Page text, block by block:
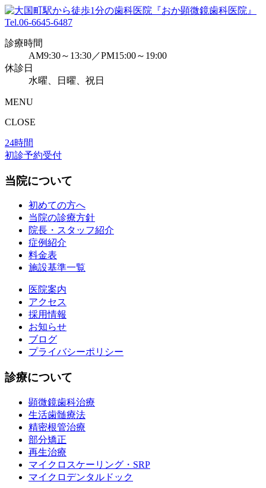
Tel.06-6645-6487
診療時間
AM9:30～13:30／PM15:00～19:00
休診日
水曜、日曜、祝日
MENU
CLOSE
24時間
初診予約受付
当院について
初めての方へ
当院の診療方針
院長・スタッフ紹介
症例紹介
料金表
施設基準一覧
医院案内
アクセス
採用情報
お知らせ
ブログ
プライバシーポリシー
診療について
顕微鏡歯科治療
生活歯髄療法
精密根管治療
部分矯正
再生治療
マイクロスケーリング・SRP
マイクロデンタルドック